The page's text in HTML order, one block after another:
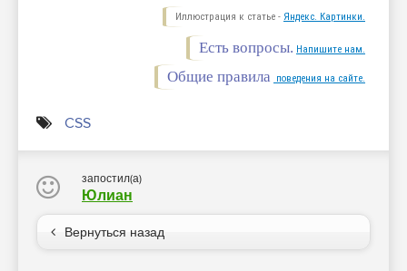
Иллюстрация к статье - Яндекс. Картинки.
Есть вопросы. Напишите нам.
Общие правила поведения на сайте.
CSS
запостил(а)
Юлиан
Вернуться назад